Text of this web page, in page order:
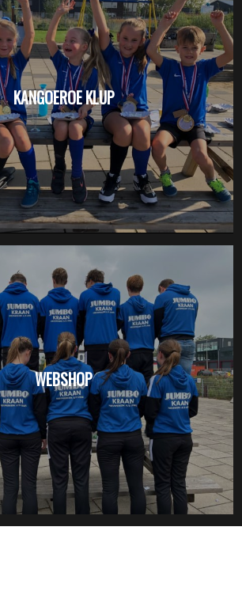
KANGOEROE KLUP
WEBSHOP